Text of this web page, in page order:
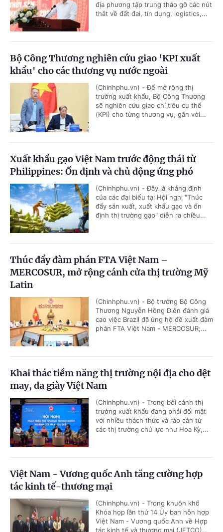
địa phương tập trung tháo gỡ các nút
thắt về đất đai, tín dụng, logistics,...
Bộ Công Thương nghiên cứu giao 'KPI xuất
khẩu' cho các thương vụ nước ngoài
(Chinhphu.vn) - Để mở rộng thị
trường xuất khẩu, Bộ Công Thương
sẽ nghiên cứu giao chỉ tiêu cụ thể
(KPI) cho từng thương vụ, gắn với...
Xuất khẩu gạo Việt Nam trước động thái từ
Philippines: Ổn định và chủ động ứng phó
(Chinhphu.vn) - Đây là khẳng định
của các đại biểu tại Hội nghị "Thúc
đẩy sản xuất, xuất khẩu gạo và ổn
định thị trường gạo" diễn ra chiều...
Thúc đẩy đàm phán FTA Việt Nam –
MERCOSUR, mở rộng cánh cửa thị trường Mỹ
Latin
(Chinhphu.vn) - Bộ trưởng Bộ Công
Thương Nguyễn Hồng Diên đánh giá
cao việc Brazil đã ủng hộ đề xuất đàm
phán FTA Việt Nam - MERCOSUR;...
Khai thác tiềm năng thị trường nội địa cho dệt
may, da giày Việt Nam
(Chinhphu.vn) - Trong bối cảnh thị
trường xuất khẩu đang phải đối mặt
với nhiều thách thức và rào cản từ
các thị trường chủ lực như Hoa Kỳ,...
Việt Nam - Vương quốc Anh tăng cường hợp
tác kinh tế-thương mại
(Chinhphu.vn) - Trong khuôn khổ
Khóa họp lần thứ 14 Ủy ban hỗn hợp
Việt Nam - Vương quốc Anh về Hợp
tác kinh tế và thương mại (JETCO)...